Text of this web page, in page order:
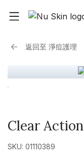
返回至 淨痘護理
Clear
SKU: 01110389